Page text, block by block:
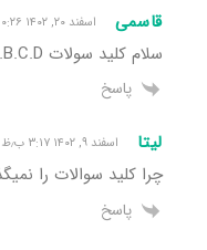
قاسمی اسفند ۲۰, ۱۴۰۲ ۰:۲۶ ق٫ظ
سلام کلید سولات A.B.C.Dکلید یکی هست
پاسخ
لیتا اسفند ۹, ۱۴۰۲ ۳:۱۷ ب٫ظ
چرا کلید سوالات را
پاسخ